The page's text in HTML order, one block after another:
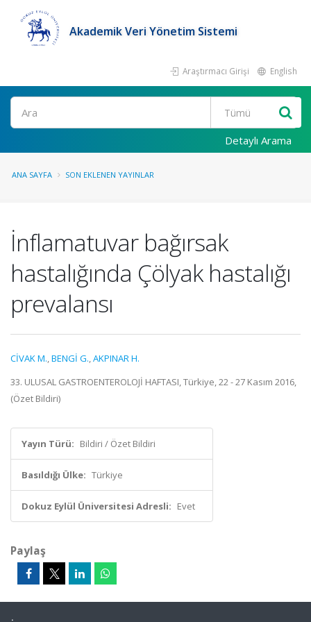
Akademik Veri Yönetim Sistemi
Araştırmacı Girişi English
Ara
Detaylı Arama
ANA SAYFA SON EKLENEN YAYINLAR
İnflamatuvar bağırsak
hastalığında Çölyak hastalığı
prevalansı
CİVAK M.,BENGİ G.,AKPINAR H.
33. ULUSAL GASTROENTEROLOJİ HAFTASI, Türkiye, 22 - 27 Kasım 2016,
(Özet Bildiri)
Yayın Türü: Bildiri / Özet Bildiri
Basıldığı Ülke: Türkiye
Dokuz Eylül Üniversitesi Adresli: Evet
Paylaş